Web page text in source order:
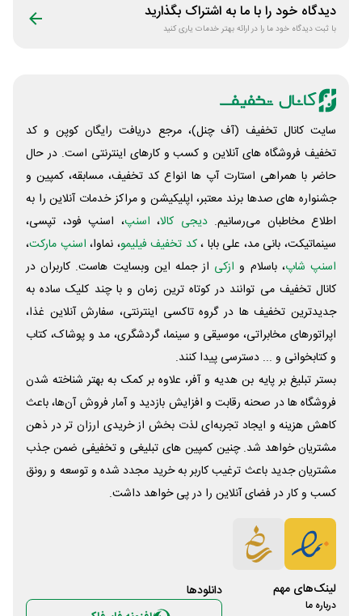
دیدگاه خود را با ما به اشتراک بگذارید
با ثبت دیدگاه خود ما را در ارائه بهتر خدمات یاری کنید
سایت کانال تخفیف (آف چنل)، مرجع دریافت رایگان کوپن و کد
تخفیف فروشگاه های آنلاین و کسب و‌ کارهای اینترنتی است. در حال
حاضر با همراهی استارت آپ ها انواع کد تخفیف، مسابقه، کمپین و
جشنواره های صدها برند معتبر، اپلیکیشن و مراکز خدمات آنلاین را به
اطلاع مخاطبان می‌رسانیم. دیجی کالا، اسنپ، اسنپ فود، تپسی،
سینماتیکت، بانی مد، علی‌ بابا ،کد تخفیف فیلیمو، نماوا، اسنپ مارکت،
اسنپ شاپ، باسلام و ازکی از جمله این وبسایت ‌هاست. کاربران در
کانال تخفیف می توانند در کوتاه ترین زمان و با چند کلیک ساده به
جدیدترین تخفیف ها در گروه تاکسی اینترنتی، سفارش آنلاین غذا،
اپراتورهای مخابراتی، موسیقی و سینما، گردشگری، مد و پوشاک، کتاب
و کتابخوانی و ... دسترسی پیدا کنند.
بستر تبلیغ بر پایه بن هدیه و آفر، علاوه بر کمک به بهتر شناخته شدن
فروشگاه ها در صحنه رقابت و افزایش بازدید و آمار فروش آن‌ها، باعث
کاهش هزینه و ایجاد تجربه‌ای لذت بخش از خریدی ارزان تر در ذهن
مشتریان خواهد شد. چنین کمپین های تبلیغی و تخفیفی ضمن جذب
مشتریان جدید باعث ترغیب کاربر به خرید مجدد شده و توسعه و رونق
کسب و کار در فضای آنلاین را در پی خواهد داشت.
لینک‌های مهم
درباره ما
دانلود‌ها